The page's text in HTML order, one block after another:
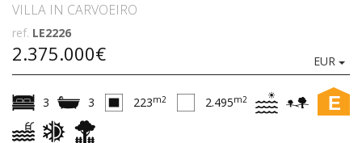
VILLA IN CARVOEIRO
ref. LE2226
2.375.000€ EUR
E
3 3 223m2 2.495m2